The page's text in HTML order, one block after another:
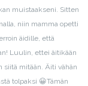
muistaakseni. Sitten
niin mamma opetti
äidille, että
Luulin, ettei äitikään
mitään. Äiti vähän
tolpaksi 😀Tämän